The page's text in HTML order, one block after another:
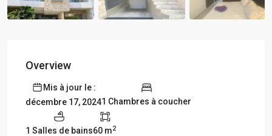
Overview
Mis à jour le :
décembre 17, 20241 Chambres à coucher
1 Salles de bains60 m2